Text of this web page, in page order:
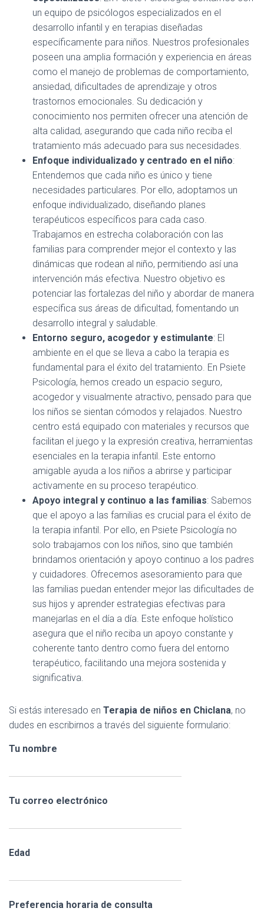
un equipo de psicólogos especializados en el
desarrollo infantil y en terapias diseñadas
específicamente para niños. Nuestros profesionales
poseen una amplia formación y experiencia en áreas
como el manejo de problemas de comportamiento,
ansiedad, dificultades de aprendizaje y otros
trastornos emocionales. Su dedicación y
conocimiento nos permiten ofrecer una atención de
alta calidad, asegurando que cada niño reciba el
tratamiento más adecuado para sus necesidades.
Enfoque individualizado y centrado en el niño:
Entendemos que cada niño es único y tiene
necesidades particulares. Por ello, adoptamos un
enfoque individualizado, diseñando planes
terapéuticos específicos para cada caso.
Trabajamos en estrecha colaboración con las
familias para comprender mejor el contexto y las
dinámicas que rodean al niño, permitiendo así una
intervención más efectiva. Nuestro objetivo es
potenciar las fortalezas del niño y abordar de manera
específica sus áreas de dificultad, fomentando un
desarrollo integral y saludable.
Entorno seguro, acogedor y estimulante: El
ambiente en el que se lleva a cabo la terapia es
fundamental para el éxito del tratamiento. En Psiete
Psicología, hemos creado un espacio seguro,
acogedor y visualmente atractivo, pensado para que
los niños se sientan cómodos y relajados. Nuestro
centro está equipado con materiales y recursos que
facilitan el juego y la expresión creativa, herramientas
esenciales en la terapia infantil. Este entorno
amigable ayuda a los niños a abrirse y participar
activamente en su proceso terapéutico.
Apoyo integral y continuo a las familias: Sabemos
que el apoyo a las familias es crucial para el éxito de
la terapia infantil. Por ello, en Psiete Psicología no
solo trabajamos con los niños, sino que también
brindamos orientación y apoyo continuo a los padres
y cuidadores. Ofrecemos asesoramiento para que
las familias puedan entender mejor las dificultades de
sus hijos y aprender estrategias efectivas para
manejarlas en el día a día. Este enfoque holístico
asegura que el niño reciba un apoyo constante y
coherente tanto dentro como fuera del entorno
terapéutico, facilitando una mejora sostenida y
significativa.
Si estás interesado en Terapia de niños en Chiclana, no
dudes en escribirnos a través del siguiente formulario:
Tu nombre
Tu correo electrónico
Edad
Preferencia horaria de consulta